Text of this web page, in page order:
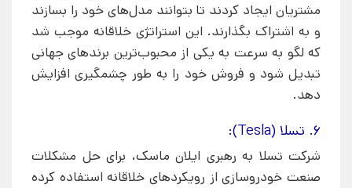
مشتریان ایجاد کردند تا بتوانند مدل‌های خود را بسازند
و به اشتراک بگذارند. این استراتژی خلاقانه موجب شد
که لگو به سرعت به یکی از محبوب‌ترین برندهای جهانی
تبدیل شود و فروش خود را به طور چشمگیری افزایش
دهد.
6. تسلا (Tesla):
شرکت تسلا به رهبری ایلان ماسک، برای حل مشکلات
صنعت خودروسازی از رویکردهای خلاقانه استفاده کرده